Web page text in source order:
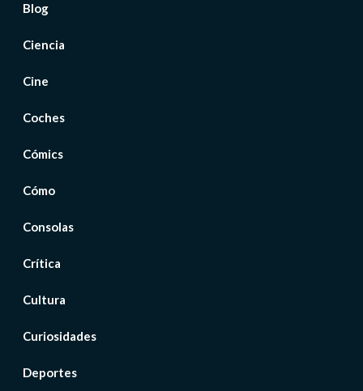
Blog
Ciencia
Cine
Coches
Cómics
Cómo
Consolas
Crítica
Cultura
Curiosidades
Deportes